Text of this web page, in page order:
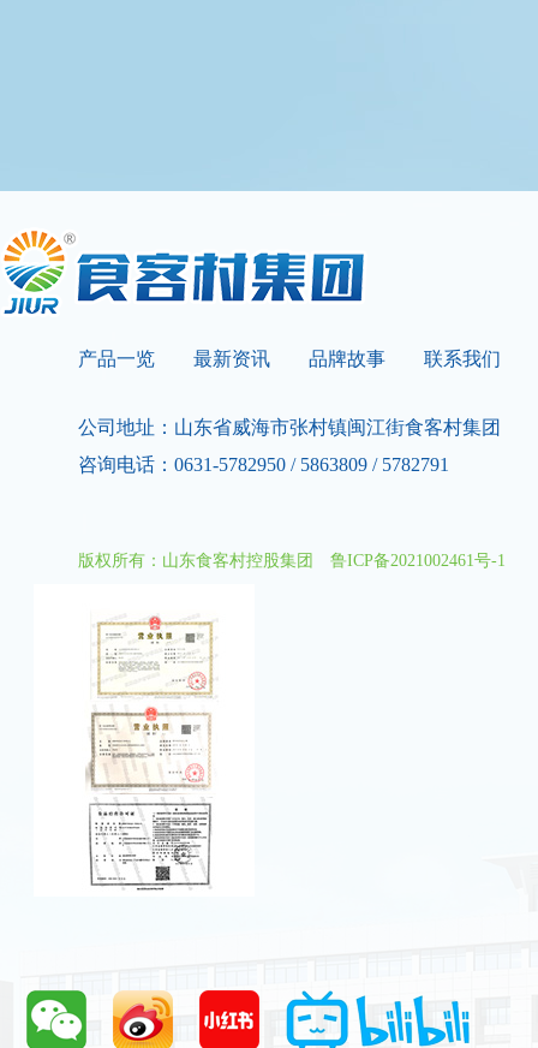
产品一览 最新资讯 品牌故事 联系我们
公司地址：山东省威海市张村镇闽江街食客村集团
咨询电话：0631-5782950 / 5863809 / 5782791
版权所有：山东食客村控股集团 鲁ICP备2021002461号-1